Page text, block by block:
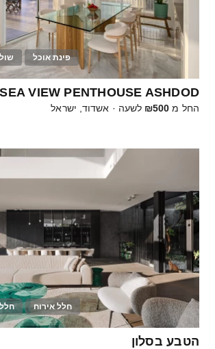
פינת אוכל
VIEW PENTHOUSE ASHDOD
החל מ ₪500 לשעה · אשדוד, ישראל
חלל אירוח
30
הטבע בסלון